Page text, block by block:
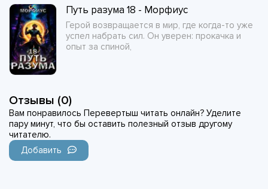
Путь разума 18 - Морфиус
Герой возвращается в мир, где когда-то уже
успел набрать сил. Он уверен: прокачка и
опыт за спиной,
Отзывы (0)
Вам понравилось Перевертыш читать онлайн? Уделите
пару минут, что бы оставить полезный отзыв другому
читателю.
Добавить